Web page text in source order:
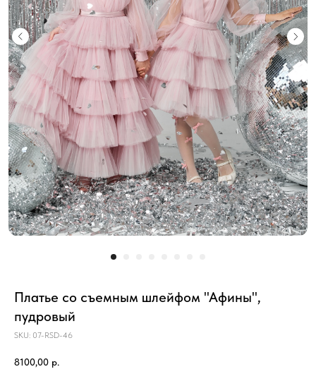
Платье со съемным шлейфом "Афины",
пудровый
SKU: 07-RSD-46
8100,00 р.